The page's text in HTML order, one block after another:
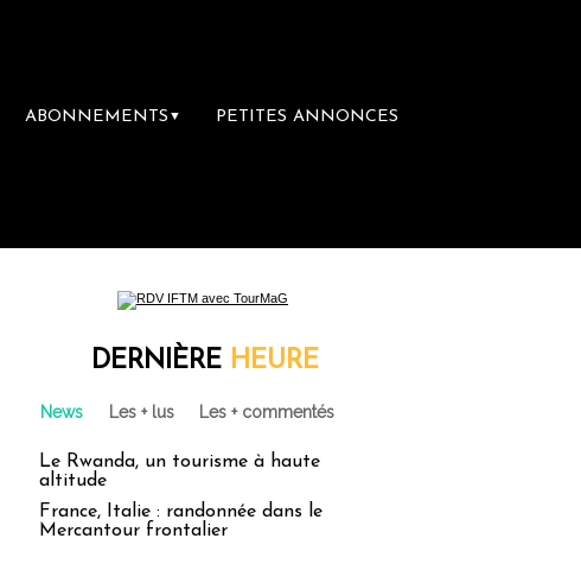
ABONNEMENTS ▼ PETITES ANNONCES
DERNIÈRE HEURE
News Les + lus Les + commentés
Le Rwanda, un tourisme à haute
altitude
France, Italie : randonnée dans le
Mercantour frontalier